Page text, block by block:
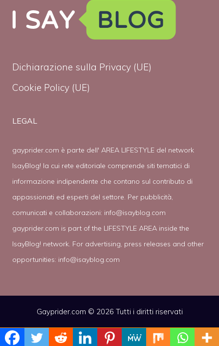
Dichiarazione sulla Privacy (UE)
Cookie Policy (UE)
LEGAL
gayprider.com è parte dell' AREA LIFESTYLE del network
IsayBlog! la cui rete editoriale comprende siti tematici di
informazione indipendente che contano sul contributo di
appassionati ed esperti del settore. Per pubblicità,
comunicati e collaborazioni: info@isayblog.com
gayprider.com is part of the LIFESTYLE AREA inside the
IsayBlog! network. For advertising, press releases and other
opportunities: info@isayblog.com
Gayprider.com © 2026 Tutti i diritti riservati